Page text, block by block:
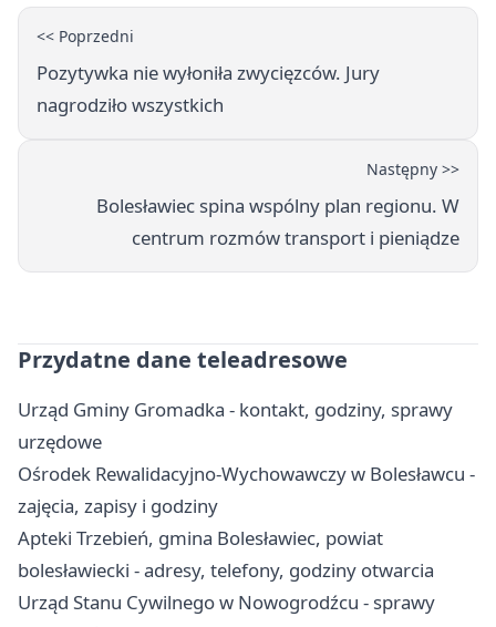
<< Poprzedni
Pozytywka nie wyłoniła zwycięzców. Jury
nagrodziło wszystkich
Następny >>
Bolesławiec spina wspólny plan regionu. W
centrum rozmów transport i pieniądze
Przydatne dane teleadresowe
Urząd Gminy Gromadka - kontakt, godziny, sprawy
urzędowe
Ośrodek Rewalidacyjno-Wychowawczy w Bolesławcu -
zajęcia, zapisy i godziny
Apteki Trzebień, gmina Bolesławiec, powiat
bolesławiecki - adresy, telefony, godziny otwarcia
Urząd Stanu Cywilnego w Nowogrodźcu - sprawy